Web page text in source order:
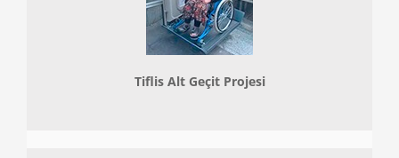
Tiflis Alt Geçit Projesi